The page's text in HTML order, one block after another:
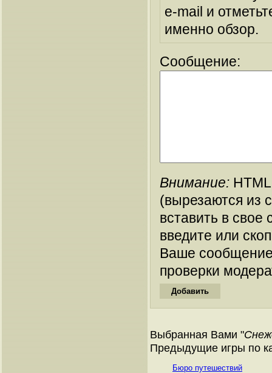
e-mail и
именно обзор.
Сообщение:
Внимание:
(вырезаются из
вставить в
введите или
Ваше
проверки
Выбранная Вами "
Предыдущие игры по
Бюро путешествий